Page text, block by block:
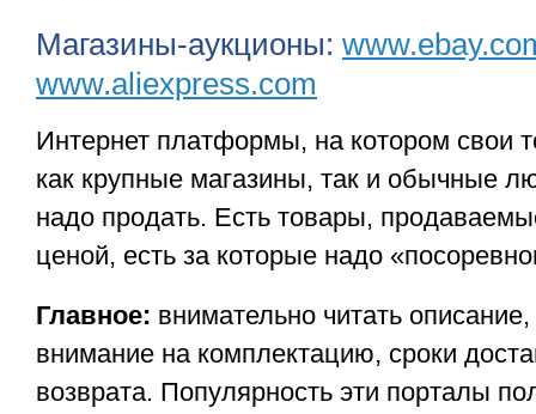
Магазины-аукционы:
www.aliexpress.com
Интернет платформы, на котором свои
как крупные магазины, так и обычные
надо продать. Есть товары,
ценой, есть за которые надо
Главное: внимательно читать
внимание на комплектацию, сроки
возврата. Популярность эти порталы